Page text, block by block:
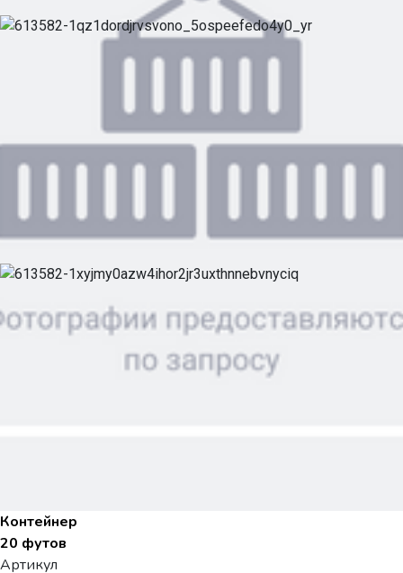
Контейнер
20 футов
Артикул